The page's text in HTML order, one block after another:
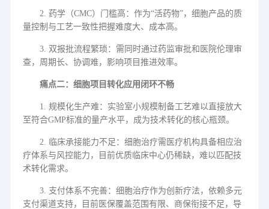
2. 药学（CMC）门槛高：作为“活药物”，细胞产品的质
量控制与工艺一致性把握难度大、成本高。
3. 双报批流程繁琐：需同时通过药监审批和医院伦理审
查，周期长、协调难，影响项目推进效率。
痛点二：细胞项目转化应用闭环不畅
1. 规模化生产难：实验室小规模制备工艺难以直接放大
至符合GMP标准的量产水平，成为技术转化的核心瓶颈。
2.
临床承接能力不足：细胞治疗需医疗机构具备相应治
疗体系与风控能力，目前优质临床中心仍稀缺，难以匹配技
术转化需求。
3. 支付体系不完善：细胞治疗作为创新疗法，依赖多元
支付渠道支持，目前医保覆盖范围有限、商保衔接不足，导